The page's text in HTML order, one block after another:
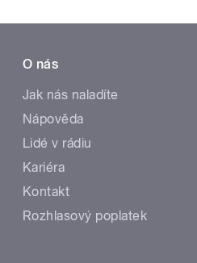
O nás
Jak nás naladíte
Nápověda
Lidé v rádiu
Kariéra
Kontakt
Rozhlasový poplatek